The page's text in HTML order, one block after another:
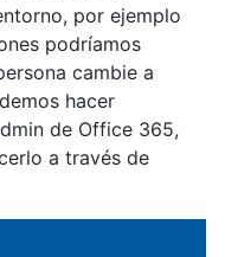
por ejemplo
podríamos
cambie a
hacer
de Office 365,
a través de